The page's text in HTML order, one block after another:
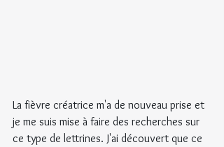
La fièvre créatrice m'a de nouveau prise et
je me suis mise à faire des recherches sur
ce type de lettrines. J'ai découvert que ce